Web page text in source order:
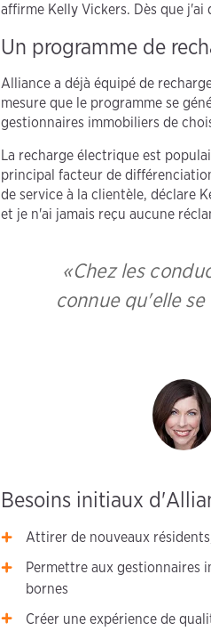
affirme Kelly Vickers. Dès que
Un programme de
Alliance a déjà équipé de
mesure que le programme se
gestionnaires immobiliers de
La recharge électrique est
principal facteur de
de service à la clientèle, déclare
et je n'ai jamais reçu aucune
Chez les
connue qu'elle
Besoins initiaux
Attirer de nouveaux
Permettre aux gestionnaires
bornes
Créer une expérience de